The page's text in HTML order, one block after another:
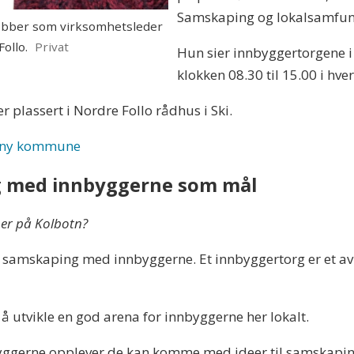
som virksomhetsleder
Privat
Samskaping og
Hun sier innbyggertorgene
klokken 08.30 til 15.00 i
plassert i Nordre Follo rådhus i Ski.
kommune
innbyggerne som mål
på Kolbotn?
med innbyggerne. Et innbyggertorg er et
utvikle en god arena for innbyggerne her lokalt.